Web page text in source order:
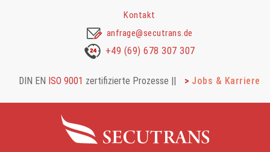
Kontakt
anfrage@secutrans.de
+49 (69) 678 307 307
DIN EN ISO 9001 zertifizierte Prozesse || Jobs & Karriere